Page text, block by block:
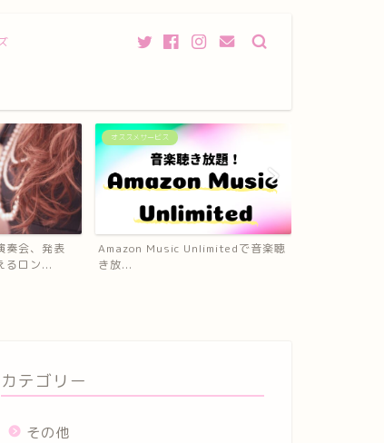
で音楽聴
発表会
ピアノ発表会に招待してもらった！
プレゼントって必要なの？
カテゴリー
その他